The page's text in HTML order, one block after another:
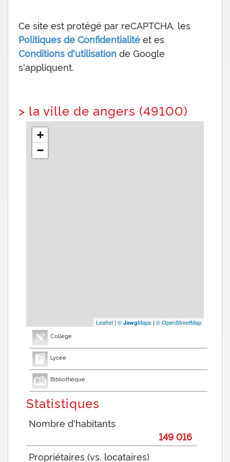
Ce site est protégé par reCAPTCHA, les
Politiques de Confidentialité et es
Conditions d'utilisation de Google
s'appliquent.
> la ville de angers (49100)
+
−
Leaflet | © JawgMaps | © OpenStreetMap
Collège
Lycée
Bibliothèque
Statistiques
Nombre d'habitants
149 016
Propriétaires (vs. locataires)